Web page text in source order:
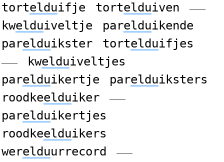
tortelduifje tortelduiven ——
kwelduiveltje parelduikende
parelduikster tortelduifjes
—— kwelduiveltjes
parelduikertje parelduiksters
roodkeelduiker ——
parelduikertjes
roodkeelduikers
werelduurrecord ——